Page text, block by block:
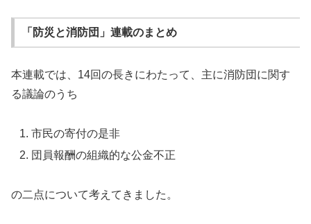
「防災と消防団」連載のまとめ
本連載では、14回の長きにわたって、主に消防団に関す
る議論のうち
市民の寄付の是非
団員報酬の組織的な公金不正
の二点について考えてきました。